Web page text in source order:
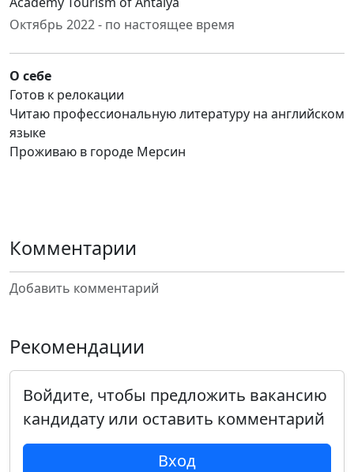
Октябрь 2022 - по настоящее время
О себе
Готов к релокации
Читаю профессиональную литературу на английском
языке
Проживаю в городе Мерсин
Комментарии
Добавить комментарий
Рекомендации
Войдите, чтобы предложить вакансию
кандидату или оставить комментарий
Вход